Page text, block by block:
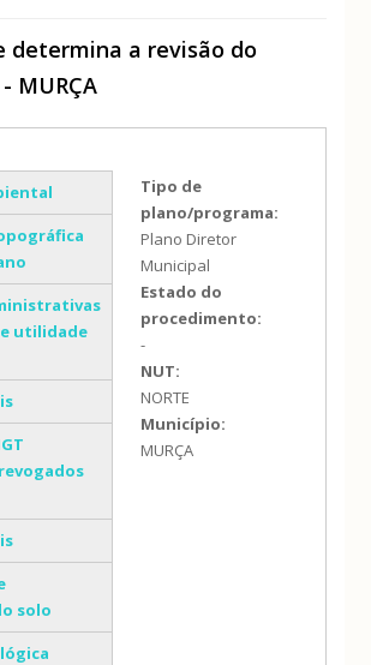
determina a revisão do
MURÇA
verticais
utilidade
solo
Tipo de
plano/programa:
Plano Diretor
Municipal
Estado do
procedimento:
-
NUT:
NORTE
Município:
MURÇA